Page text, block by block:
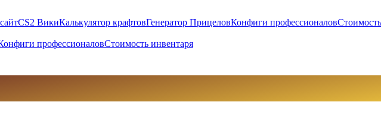
CS2 ВикиКалькулятор крафтовГенератор ПрицеловКонфиги профессионалов
профессионаловСтоимость инвентаря